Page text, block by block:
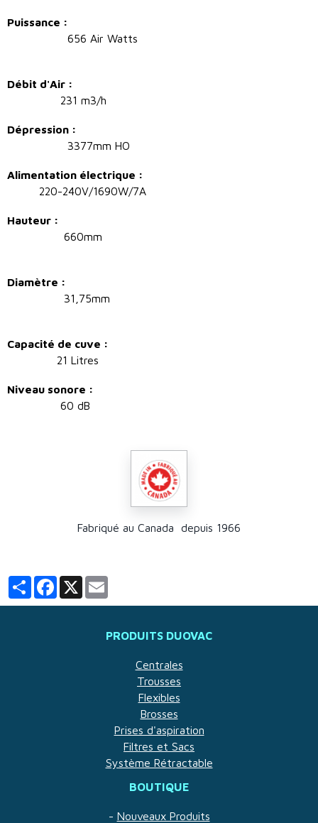
Puissance :
656 Air Watts
Débit d'Air :
231 m3/h
Dépression :
3377mm HO
Alimentation électrique :
220-240V/1690W/7A
Hauteur :
660mm
Diamètre :
31,75mm
Capacité de cuve :
21 Litres
Niveau sonore :
60 dB
Fabriqué au Canada depuis 1966
PartagerFacebook
X
PRODUITS DUOVAC
Centrales
Trousses
Flexibles
Brosses
Prises d'aspiration
Filtres et Sacs
Système Rétractable
BOUTIQUE
- Nouveaux Produits